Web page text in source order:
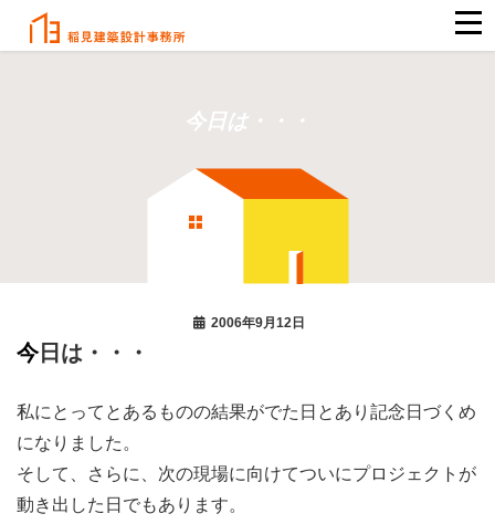
今日は・・・
2006年9月12日
今日は・・・
私にとってとあるものの結果がでた日とあり記念日づくめ
になりました。
そして、さらに、次の現場に向けてついにプロジェクトが
動き出した日でもあります。